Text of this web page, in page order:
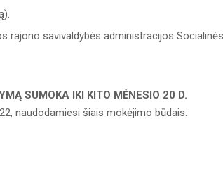
rajono savivaldybės administracijos Socialinės
SUMOKA IKI KITO MĖNESIO 20 D.
naudodamiesi šiais mokėjimo būdais: